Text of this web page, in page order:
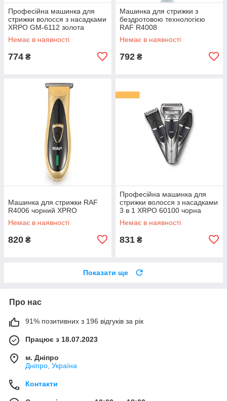
Професійна машинка для
стрижки волосся з насадками
XRPO GM-6112 золота
(4738_200)
Немає в наявності
774 ₴
Машинка для стрижки з
бездротовою технологією
RAF R4008
Немає в наявності
792 ₴
Машинка для стрижки RAF
R4006 чорний XPRO
Немає в наявності
820 ₴
Професійна машинка для
стрижки волосся з насадками
3 в 1 XRPO 60100 чорна
(40995-DSP-60100)
Немає в наявності
831 ₴
Показати ще
Про нас
91% позитивних з 196 відгуків за рік
Працює з 18.07.2023
м. Дніпро
Дніпро, Україна
Контакти